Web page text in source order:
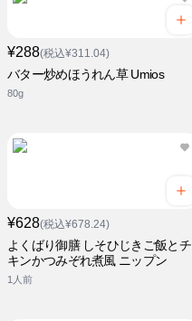
¥288(税込¥311.04)
バター炒めほうれん草 Umios
80g
¥628(税込¥678.24)
よくばり御膳 しそひじきご飯とチ
キンかつみぞれ煮風 ニップン
1人前